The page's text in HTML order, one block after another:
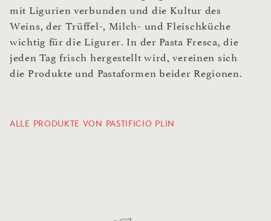
mit Ligurien verbunden und die Kultur des
Weins, der Trüffel-, Milch- und Fleischküche
wichtig für die Ligurer. In der Pasta Fresca, die
jeden Tag frisch hergestellt wird, vereinen sich
die Produkte und Pastaformen beider Regionen.
ALLE PRODUKTE VON PASTIFICIO PLIN